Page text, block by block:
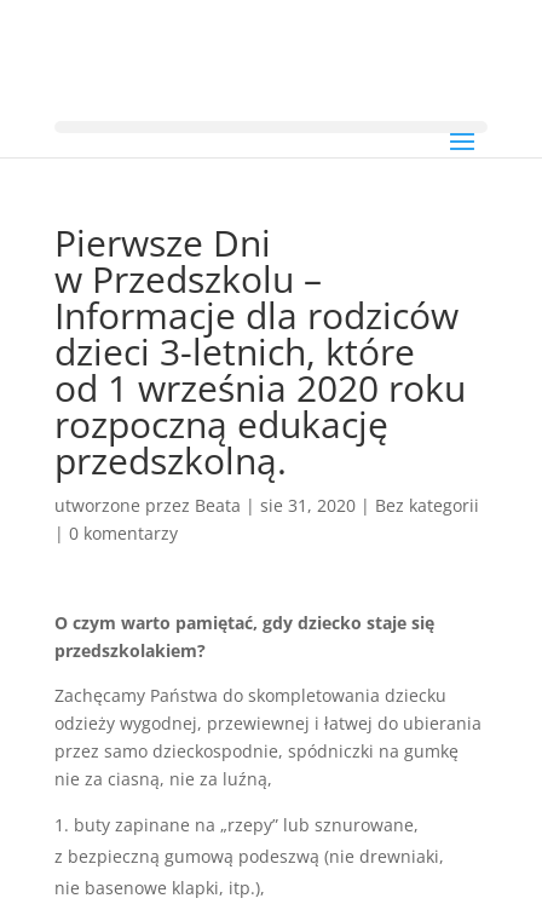
Pierwsze Dni
w Przedszkolu –
Informacje dla rodziców
dzieci 3-letnich, które
od 1 września 2020 roku
rozpoczną edukację
przedszkolną.
utworzone przez Beata | sie 31, 2020| Bez kategorii
| 0 komentarzy
O czym warto pamiętać, gdy dziecko staje się
przedszkolakiem?
Zachęcamy Państwa do skompletowania dziecku
odzieży wygodnej, przewiewnej i łatwej do ubierania
przez samo dzieckospodnie, spódniczki na gumkę
nie za ciasną, nie za luźną,
buty zapinane na „rzepy” lub sznurowane,
z bezpieczną gumową podeszwą (nie drewniaki,
nie basenowe klapki, itp.),